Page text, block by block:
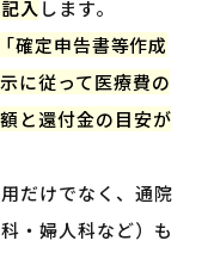
入します。
確定申告書等作成
に従って医療費の
と還付金の目安が
だけでなく、通院
・婦人科など）も